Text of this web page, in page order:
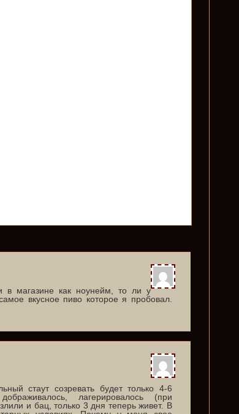
в магазине как ноунейм, то ли у
вкусное пиво которое я пробовал.
стаут созревать будет только 4-6
лагерировалось (при
и бац, только 3 дня теперь живет. В